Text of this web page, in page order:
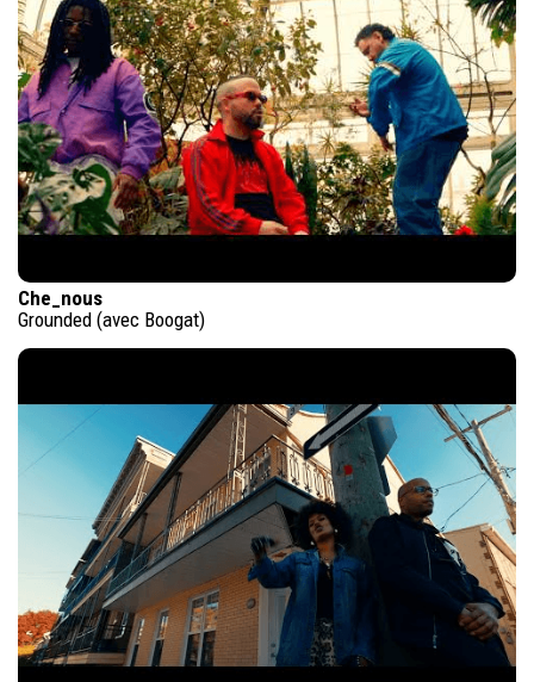
Che_nous
Grounded (avec Boogat)